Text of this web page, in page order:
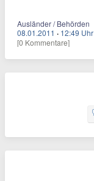
Ausländer / Behörden
08.01.2011 · 12:49 Uhr
[0 Kommentare]